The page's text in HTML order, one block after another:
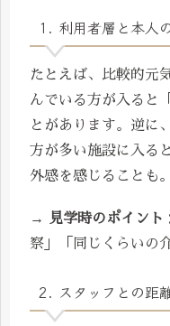
1. 利用者層と本人
たとえば、比較的元
んでいる方が入ると
とがあります。逆に
方が多い施設に入る
外感を感じることも。
→ 見学時のポイント
察」「同じくらいの
2. スタッフとの距